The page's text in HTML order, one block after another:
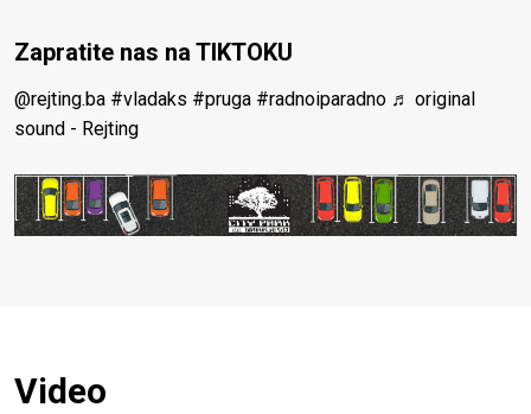
Zapratite nas na TIKTOKU
@rejting.ba #vladaks #pruga #radnoiparadno ♬ original
sound - Rejting
Video